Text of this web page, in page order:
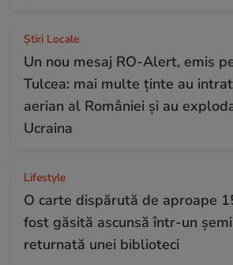
Știri Locale
Un nou mesaj RO-Alert, emis
Tulcea: mai multe ținte au
aerian al României și au
Ucraina
Lifestyle
O carte dispărută de aproape
fost găsită ascunsă într-un
returnată unei biblioteci